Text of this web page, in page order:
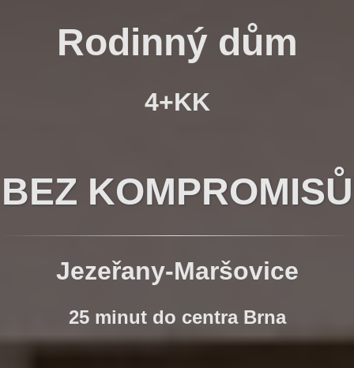
Rodinný dům
4+KK
BEZ KOMPROMISŮ
Jezeřany-Maršovice
25 minut do centra Brna